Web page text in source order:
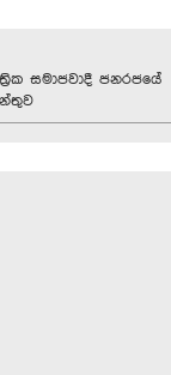
සමාජවාදී ජනරජයේ